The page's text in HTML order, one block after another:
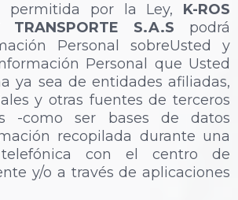
permitida por la Ley, K-ROS
TRANSPORTE S.A.S podrá
Personal sobreUsted y
Personal que Usted
ya sea de entidades afiliadas,
y otras fuentes de terceros
-como ser bases de datos
recopilada durante una
telefónica con el centro de
y/o a través de aplicaciones